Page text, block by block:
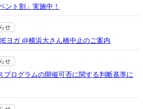
ント割」実施中！
せ
ヨガ @横浜大さん橋中止のご案内
せ
プログラムの開催可否に関する判断基準に